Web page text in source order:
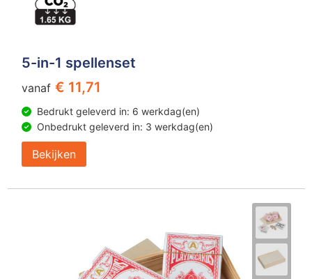
5-in-1 spellenset
vanaf € 11,71
Bedrukt geleverd in: 6 werkdag(en)
Onbedrukt geleverd in: 3 werkdag(en)
Bekijken